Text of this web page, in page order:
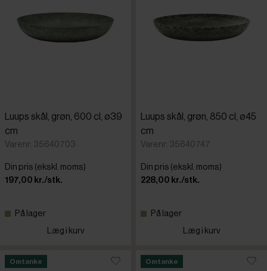
APS
Dalebrook
Luups skål, grøn, 600 cl, ø39
cm
Varenr: 35640703
Din pris (ekskl. moms)
197,00 kr./stk.
På lager
Læg i kurv
Luups skål, grøn, 850 cl, ø45
cm
Varenr: 35640747
Din pris (ekskl. moms)
228,00 kr./stk.
På lager
Læg i kurv
Omtanke Omtanke